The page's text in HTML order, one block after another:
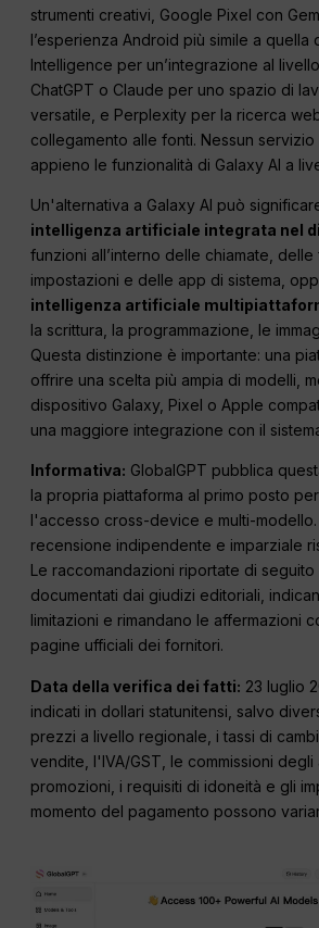
strumenti creativi, Google Pixel con
l’esperienza Android più simile a quella
Intelligence per un’integrazione al livello
ChatGPT o Claude per uno spazio di
versatile, e Perplexity per la ricerca
collegamento alle fonti. Nessun
appieno le funzionalità di Galaxy AI a
Un'alternativa a Galaxy AI può
intelligenza artificiale integrata nel
funzioni all’interno delle chiamate,
impostazioni e delle app di sistema,
intelligenza artificiale
la scrittura, la programmazione, le
Questa distinzione è importante: una
offrire una scelta più ampia di modelli,
dispositivo Galaxy, Pixel o Apple
una maggiore integrazione con il
Informativa: GlobalGPT pubblica
la propria piattaforma al primo posto
l'accesso cross-device e multi-
recensione indipendente e imparziale
Le raccomandazioni riportate di
documentati dai giudizi editoriali,
limitazioni e rimandano le affermazioni
pagine ufficiali dei fornitori.
Data della verifica dei fatti: 23 luglio
indicati in dollari statunitensi, salvo
prezzi a livello regionale, i tassi di
vendite, l'IVA/GST, le commissioni
promozioni, i requisiti di idoneità e gli
momento del pagamento possono